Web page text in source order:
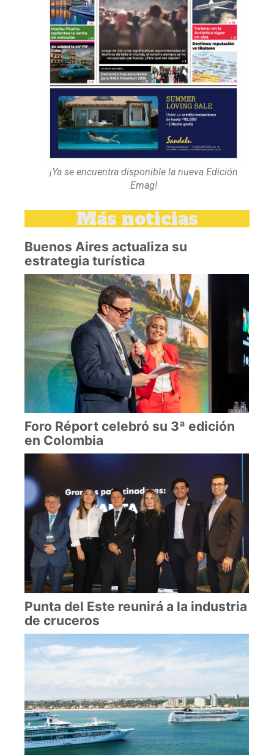
¡Ya se encuentra disponible la nueva Edición
Emag!
Más noticias
Buenos Aires actualiza su
estrategia turística
Foro Réport celebró su 3ª edición
en Colombia
Punta del Este reunirá a la industria
de cruceros